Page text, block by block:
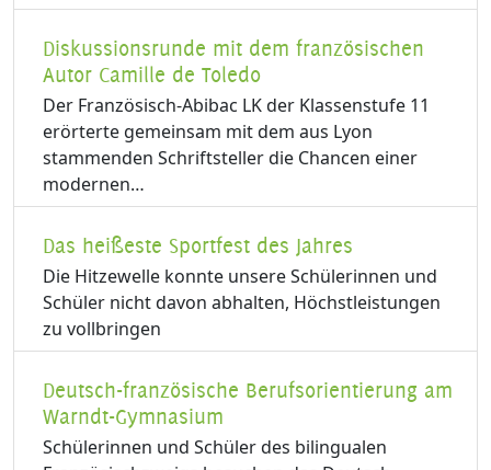
Diskussionsrunde mit dem französischen
Autor Camille de Toledo
Der Französisch-Abibac LK der Klassenstufe 11
erörterte gemeinsam mit dem aus Lyon
stammenden Schriftsteller die Chancen einer
modernen…
Das heißeste Sportfest des Jahres
Die Hitzewelle konnte unsere Schülerinnen und
Schüler nicht davon abhalten, Höchstleistungen
zu vollbringen
Deutsch-französische Berufsorientierung am
Warndt-Gymnasium
Schülerinnen und Schüler des bilingualen